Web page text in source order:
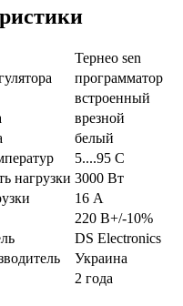
Тернео sen
программатор
встроенный
врезной
белый
5....95 С
нагрузки 3000 Вт
16 А
220 В+/-10%
DS Electronics
Украина
2 года